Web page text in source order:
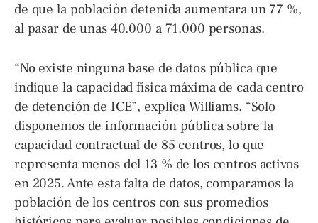
de que la población detenida aumentara un 77 %,
al pasar de unas 40.000 a 71.000 personas.
“No existe ninguna base de datos pública que
indique la capacidad física máxima de cada centro
de detención de ICE”, explica Williams. “Solo
disponemos de información pública sobre la
capacidad contractual de 85 centros, lo que
representa menos del 13 % de los centros activos
en 2025. Ante esta falta de datos, comparamos la
población de los centros con sus promedios